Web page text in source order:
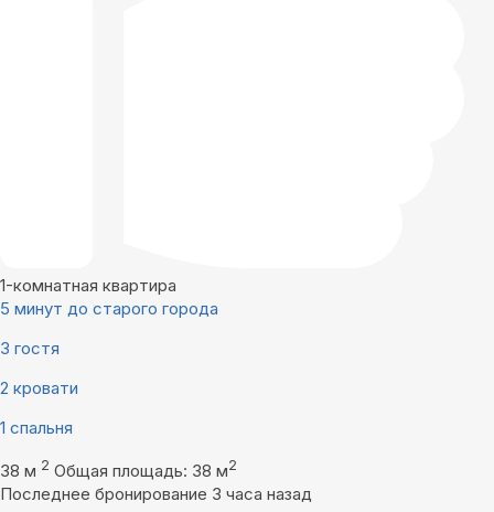
1-комнатная квартира
5 минут до старого города
3 гостя
2 кровати
1 спальня
38 м 2 Общая площадь: 38 м2
Последнее бронирование 3 часа назад